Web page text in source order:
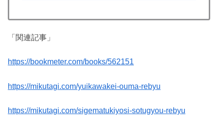
「関連記事」
https://bookmeter.com/books/562151
https://mikutagi.com/yuikawakei-ouma-rebyu
https://mikutagi.com/sigematukiyosi-sotugyou-rebyu